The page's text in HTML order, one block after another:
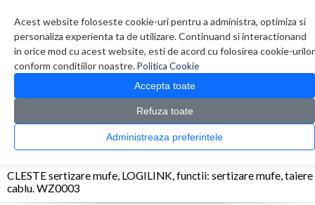
Acest website foloseste cookie-uri pentru a administra, optimiza si
personaliza experienta ta de utilizare. Continuand si interactionand
in orice mod cu acest website, esti de acord cu folosirea cookie-urilor
conform conditiilor noastre.Politica Cookie
Accepta toate
Refuza toate
Administreaza preferintele
0 produs(e)
CATALOG PRODUSE
> Accesorii Retelistica > CLESTE sertizare mufe, LOGILINK,
CLESTE sertizare mufe, LOGILINK, functii: sertizare mufe, taiere
cablu. WZ0003